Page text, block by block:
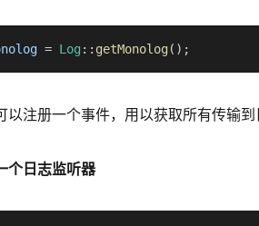
= Log :: getMonolog( ) ;
以注册一个事件，用以获取所有传输到
个日志监听器